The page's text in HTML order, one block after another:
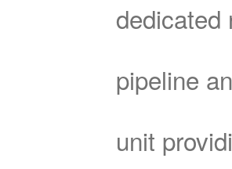
dedicated
pipeline
unit